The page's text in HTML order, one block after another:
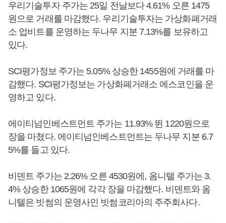
우리기술투자 주가는 25일 전날보다 4.61% 오른 1475
원으로 거래를 마감했다. 우리기술투자는 가상화폐거래
소 업비트를 운영하는 두나무 지분 7.13%를 보유하고
있다.
SCI평가정보 주가는 5.05% 상승한 1455원에 거래를 마
감했다. SCI평가정보는 가상화폐거래소 에스코인을 운
영하고 있다.
에이티넘인베스트먼트 주가는 11.93% 뛴 1220원으로
장을 마쳤다. 에이티넘인베스트먼트는 두나무 지분 6.7
5%를 들고 있다.
비덴트 주가는 2.26% 오른 4530원에, 옴니텔 주가는 3.
4% 상승한 1065원에 각각 장을 마감했다. 비덴트와 옴
니텔은 빗썸의 운영사인 빗썸코리아의 주주회사다.